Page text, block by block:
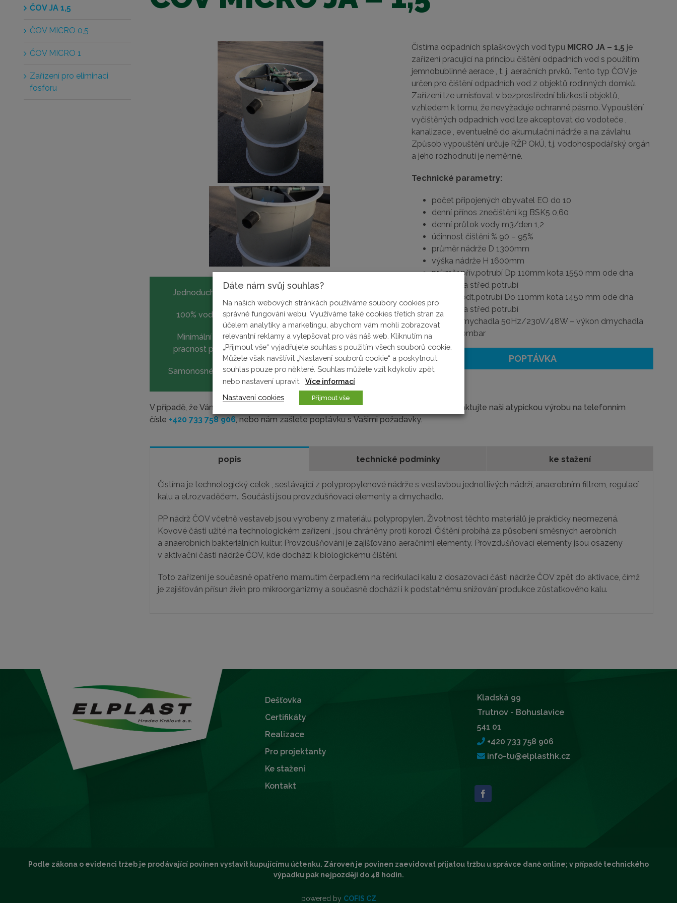
Jednoduchá montáž
100% vodotěsnost
Minimální stavební
pracnost při osazení
Samonosné provedení
Variabilnost tvaru
Dlouhodobá životnost
Cenová dostupnost
Čistírna odpadních splaškových vod typu MICRO JA – 1,5 je
zařízení pracující na principu čištění odpadních vod s použitím
jemnobublinné aerace , t. j. aeračních prvků. Tento typ ČOV je
určen pro čištění odpadních vod z objektů rodinných domků.
Zařízení lze umísťovat v bezprostřední blízkosti objektů,
vzhledem k tomu, že nevyžaduje ochranné pásmo. Vypouštění
vyčištěných odpadních vod lze akceptovat do vodoteče ,
kanalizace , eventuelně do akumulační nádrže a na závlahu.
Způsob vypouštění určuje RŽP OkÚ, t.j. vodohospodářský orgán
a jeho rozhodnutí je neměnné.
Technické parametry:
počet připojených obyvatel EO do 10
denní přínos znečištění kg BSK5 0,60
denní průtok vody m3/den 1,2
účinnost čištění % 90 – 95%
průměr nádrže D 1300mm
výška nádrže H 1600mm
průměr přív.potrubí Dp 110mm kota 1550 mm ode dna
nádrže na střed potrubí
průměr odt.potrubí Do 110mm kota 1450 mm ode dna
nádrže na střed potrubí
příkon dmychadla 50Hz/230V/48W – výkon dmychadla
68 l/ 150mbar
POPTÁVKA
V případě, že Vám nevyhovuje rozměr nebo velikost našich typových výrobků, kontaktujte naši atypickou výrobu na telefonním
čísle +420 733 758 906, nebo nám zašlete poptávku s Vašimi požadavky.
popis technické podmínky ke stažení
Čistírna je technologický celek , sestávající z polypropylenové nádrže s vestavbou jednotlivých nádrží, anaerobním filtrem, regulací
kalu a el.rozvaděčem.. Součástí jsou provzdušňovací elementy a dmychadlo.
PP nádrž ČOV včetně vestaveb jsou vyrobeny z materiálu polypropylen. Životnost těchto materiálů je prakticky neomezená.
Kovové části užité na technologickém zařízení , jsou chráněny proti korozi. Čištění probíhá za působení směsných aerobních
a anaerobních bakteriálních kultur. Provzdušňování je zajišťováno aeračními elementy. Provzdušňovací elementy jsou osazeny
v aktivační části nádrže ČOV, kde dochází k biologickému čištění.
Toto zařízení je současně opatřeno mamutím čerpadlem na recirkulaci kalu z dosazovací části nádrže ČOV zpět do aktivace, čímž
je zajišťován přísun živin pro mikroorganizmy a současně dochází i k podstatnému snižování produkce zůstatkového kalu.
ČOV JA 1,5
ČOV MICRO 0,5
ČOV MICRO 1
Zařízení pro eliminaci
fosforu
Dešťovka
Certifikáty
Realizace
Pro projektanty
Ke stažení
Kontakt
Kladská 99
Trutnov - Bohuslavice
541 01
+420 733 758 906
info-tu@elplasthk.cz
Podle zákona o evidenci tržeb je prodávající povinen vystavit kupujícímu účtenku. Zároveň je povinen zaevidovat přijatou tržbu u správce daně online; v případě technického
výpadku pak nejpozději do 48 hodin.
powered by COFIS CZ
Dáte nám svůj souhlas?
Na našich webových stránkách používáme soubory cookies pro
správné fungování webu. Využíváme také cookies třetích stran za
účelem analytiky a marketingu, abychom vám mohli zobrazovat
relevantní reklamy a vylepšovat pro vás náš web. Kliknutím na
„Přijmout vše“ vyjadřujete souhlas s použitím všech souborů cookie.
Můžete však navštívit „Nastavení souborů cookie“ a poskytnout
souhlas pouze pro některé. Souhlas můžete vzít kdykoliv zpět,
nebo nastavení upravit.
Více informací
Nastavení cookies Přijmout vše